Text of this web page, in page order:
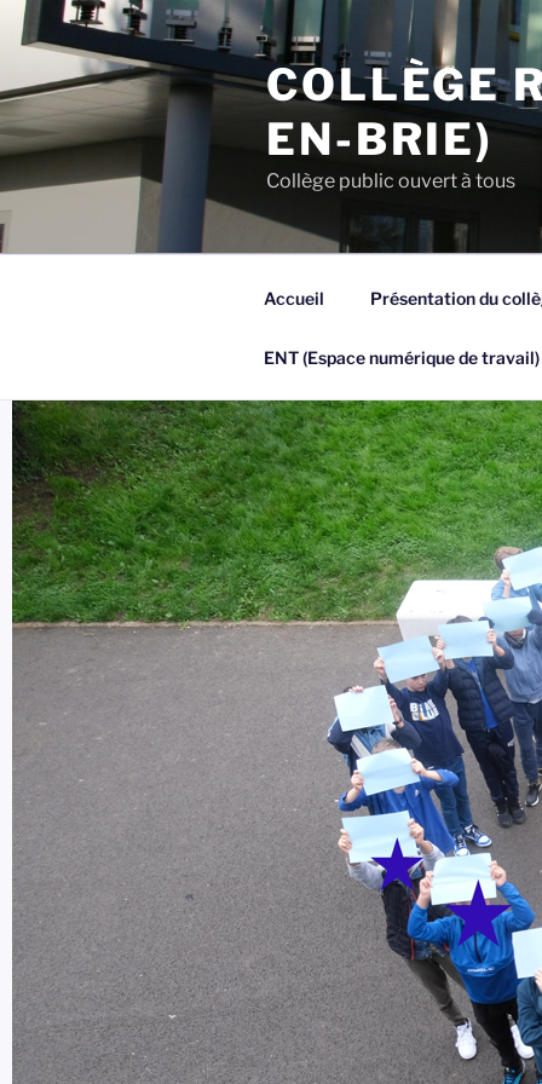
Aller
principal
COLLÈGE
EN-BRIE)
Collège public ouvert à tous
Accueil Présentation du
ENT (Espace numérique de travail)